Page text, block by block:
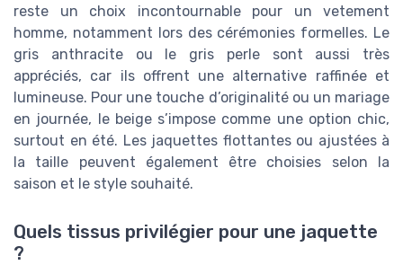
reste un choix incontournable pour un vetement
homme, notamment lors des cérémonies formelles. Le
gris anthracite ou le gris perle sont aussi très
appréciés, car ils offrent une alternative raffinée et
lumineuse. Pour une touche d’originalité ou un mariage
en journée, le beige s’impose comme une option chic,
surtout en été. Les jaquettes flottantes ou ajustées à
la taille peuvent également être choisies selon la
saison et le style souhaité.
Quels tissus privilégier pour une jaquette
?